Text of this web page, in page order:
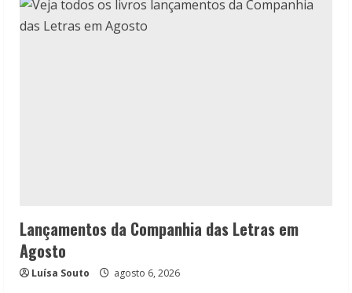
Lançamentos da Companhia das Letras em
Agosto
Luísa Souto agosto 6, 2026